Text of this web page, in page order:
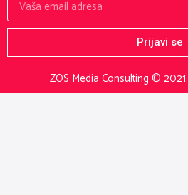
ZOS Media Consulting © 2021.
Prijavi se